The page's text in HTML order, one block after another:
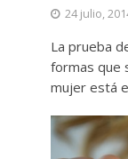
24 julio,
La prueba
formas que
mujer está